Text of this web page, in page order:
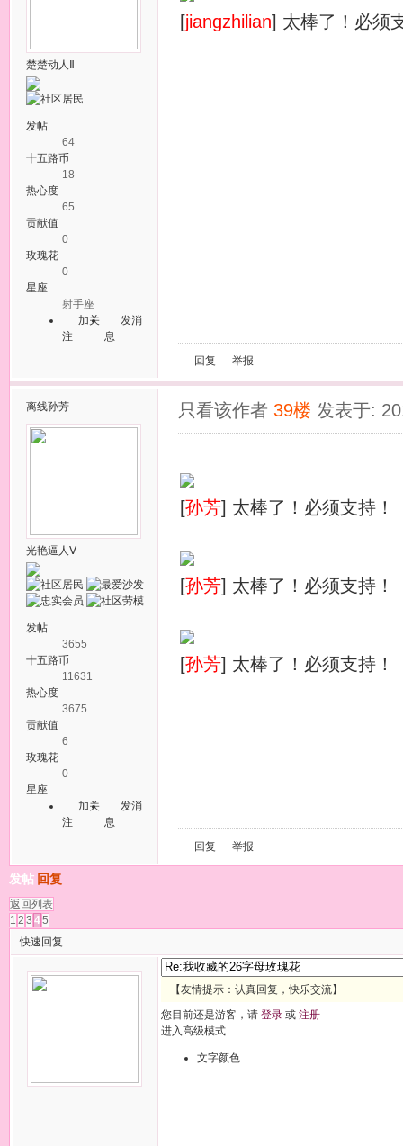
楚楚动人Ⅱ
发帖
64
十五路币
18
热心度
65
贡献值
0
玫瑰花
0
星座
射手座
加关
注
发消
息
[jiangzhilian] 太棒了！必须
回复 举报
离线孙芳
光艳逼人Ⅴ
发帖
3655
十五路币
11631
热心度
3675
贡献值
6
玫瑰花
0
星座
加关
注
发消
息
只看该作者 39楼 发表于:
[孙芳] 太棒了！必须支持！
[孙芳] 太棒了！必须支持！
[孙芳] 太棒了！必须支持！
回复 举报
发帖 回复
返回列表
1 2 3 45
快速回复
【友情提示：认真回复，快乐交流】
您目前还是游客，请 登录 或 注册
进入高级模式
文字颜色